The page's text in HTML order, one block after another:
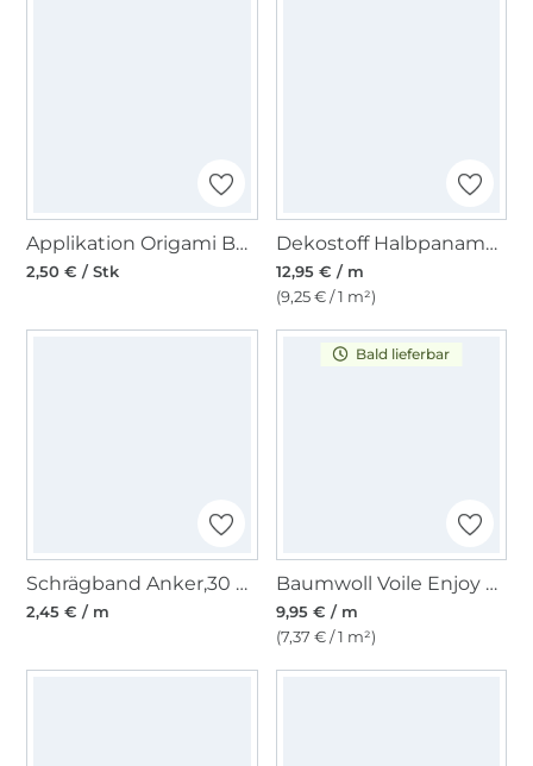
Applikation Origami Boot
2,50 € / Stk
Dekostoff Halbpanama Anker
12,95 € / m
(9,25 € / 1 m²)
Schrägband Anker,30 mm, blau
2,45 € / m
Bald lieferbar
Baumwoll Voile Enjoy Classic Fishes, jeansblau
9,95 € / m
(7,37 € / 1 m²)